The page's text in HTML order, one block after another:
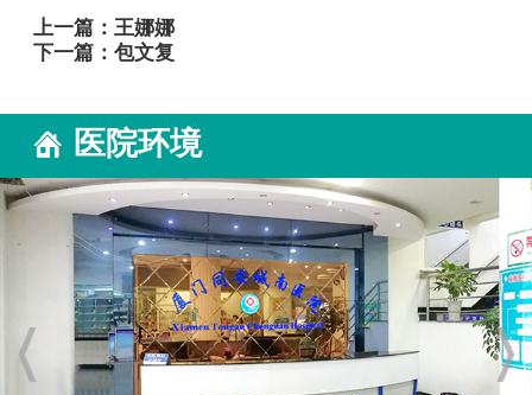
上一篇： 王娜娜
下一篇： 包文复
医院环境